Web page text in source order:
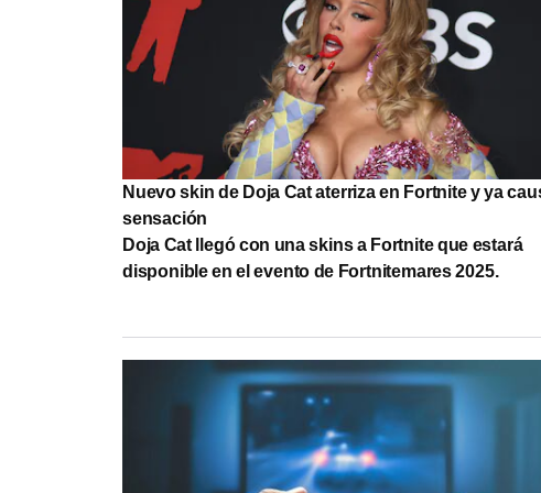
Nuevo skin de Doja Cat aterriza en Fortnite y ya
sensación
Doja Cat llegó con una skins a Fortnite que estará
disponible en el evento de Fortnitemares 2025.